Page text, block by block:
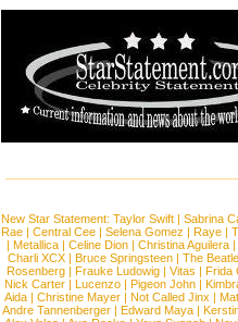
New Star Statement: Taylor Swift | Sabrina
Rae |Central Cee |Selena Gomez |Raye |
| Metallica | Celine Dion | Christina Aguilera |
Charli XCX |Bruce Springsteen |The
Rosenberg | Frauke Ludowig | Vitas | Frida
Nick Carter | Lucenzo | Pigeon John |
Aida |Christine Mayer |Not Called Jinx |
Andre Tannenberger | Edward Maya |